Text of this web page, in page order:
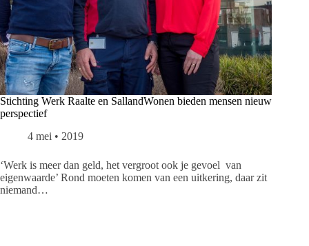
Stichting Werk Raalte en SallandWonen bieden mensen nieuw
perspectief
4 mei • 2019
‘Werk is meer dan geld, het vergroot ook je gevoel van
eigenwaarde’ Rond moeten komen van een uitkering, daar zit
niemand…